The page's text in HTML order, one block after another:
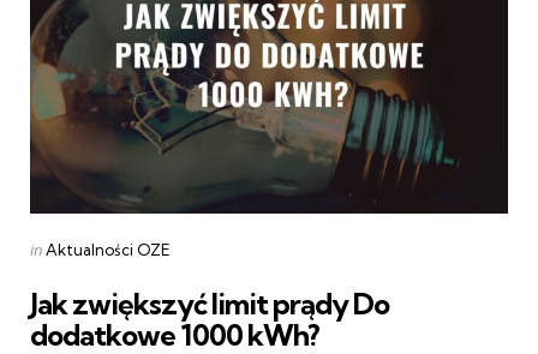
Categories
Posted
inAktualności OZE
Jak zwiększyć limit prądy Do
dodatkowe 1000 kWh?